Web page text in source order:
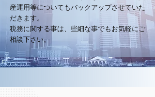
産運用等についてもバックアップさせていた
だきます。
税務に関する事は、些細な事でもお気軽にご
相談下さい。